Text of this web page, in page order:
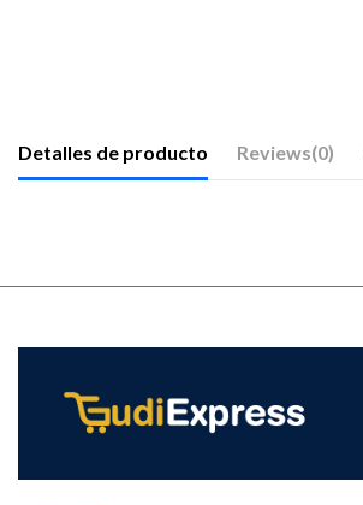
Detalles de producto Reviews(0)